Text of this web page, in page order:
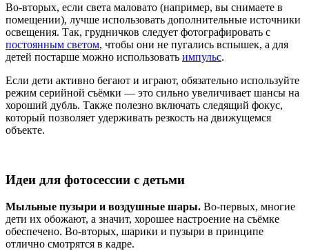
Во-вторых, если света маловато (например, вы снимаете в
помещении), лучше использовать дополнительные источники
освещения. Так, грудничков следует фотографировать с
постоянным светом, чтобы они не пугались вспышек, а для
детей постарше можно использовать импульс.
Если дети активно бегают и играют, обязательно используйте
режим серийной съёмки — это сильно увеличивает шансы на
хороший дубль. Также полезно включать следящий фокус,
который позволяет удерживать резкость на движущемся
объекте.
Идеи для фотосессии с детьми
Мыльные пузыри и воздушные шары. Во-первых, многие
дети их обожают, а значит, хорошее настроение на съёмке
обеспечено. Во-вторых, шарики и пузыри в принципе
отлично смотрятся в кадре.